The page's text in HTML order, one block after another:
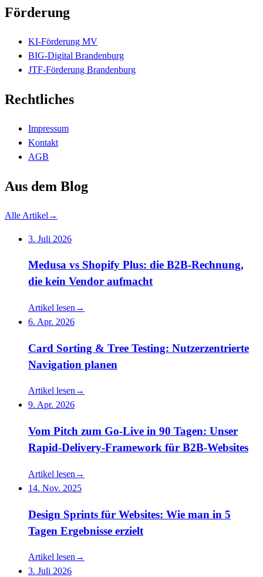
Förderung
KI-Förderung MV
BIG-Digital Brandenburg
JTF-Förderung Brandenburg
Rechtliches
Impressum
Kontakt
AGB
Aus dem Blog
Alle Artikel →
3. Juli 2026
Medusa vs Shopify Plus: die B2B-Rechnung,
die kein Vendor aufmacht
Artikel lesen →
6. Apr. 2026
Card Sorting & Tree Testing: Nutzerzentrierte
Navigation planen
Artikel lesen→
9. Apr. 2026
Vom Pitch zum Go-Live in 90 Tagen: Unser
Rapid-Delivery-Framework für B2B-Websites
Artikel lesen →
14. Nov. 2025
Design Sprints für Websites: Wie man in 5
Tagen Ergebnisse erzielt
Artikel lesen →
3. Juli 2026